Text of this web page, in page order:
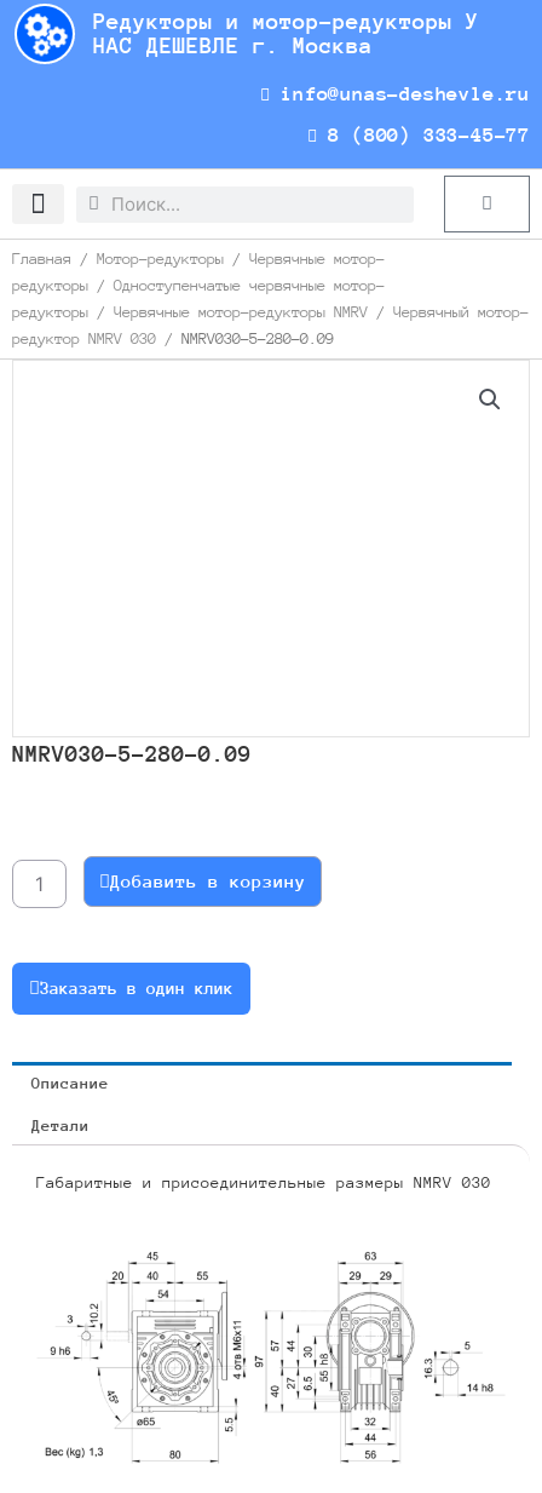
Перейти
содержимому
Редукторы и мотор-редукторы У
НАС ДЕШЕВЛЕ г. Москва
info@unas-deshevle.ru
8 (800) 333-45-77
Search
Search Cart
Главная / Мотор-редукторы / Червячные мотор-
редукторы / Одноступенчатые червячные мотор-
редукторы / Червячные мотор-редукторы NMRV / Червячный мотор-
редуктор NMRV 030 / NMRV030-5-280-0.09
NMRV030-5-280-0.09
NMRV030-
5-
Добавить в корзину
Заказать в один клик
Описание
Детали
Габаритные и присоединительные размеры NMRV 030